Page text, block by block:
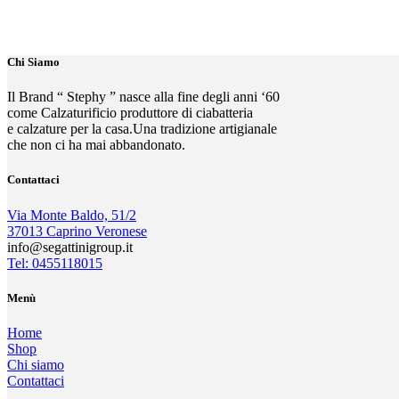
Chi Siamo
Il Brand “ Stephy ” nasce alla fine degli anni ‘60
come Calzaturificio produttore di ciabatteria
e calzature per la casa.Una tradizione artigianale
che non ci ha mai abbandonato.
Contattaci
Via Monte Baldo, 51/2
37013 Caprino Veronese
info@segattinigroup.it
Tel: 0455118015
Menù
Home
Shop
Chi siamo
Contattaci